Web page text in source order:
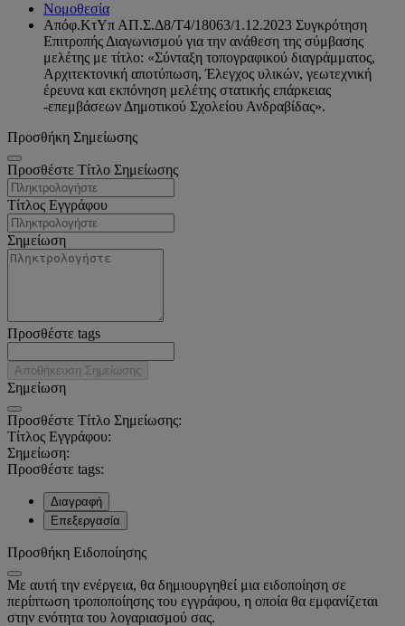
Νομοθεσία
Απόφ.ΚτΥπ ΑΠ.Σ.Δ8/Τ4/18063/1.12.2023 Συγκρότηση
Επιτροπής Διαγωνισμού για την ανάθεση της σύμβασης
μελέτης με τίτλο: «Σύνταξη τοπογραφικού διαγράμματος,
Αρχιτεκτονική αποτύπωση, Έλεγχος υλικών, γεωτεχνική
έρευνα και εκπόνηση μελέτης στατικής επάρκειας
-επεμβάσεων Δημοτικού Σχολείου Ανδραβίδας».
Προσθήκη Σημείωσης
Προσθέστε Τίτλο Σημείωσης
Τίτλος Εγγράφου
Σημείωση
Προσθέστε tags
Αποθήκευση Σημείωσης
Σημείωση
Προσθέστε Τίτλο Σημείωσης:
Τίτλος Εγγράφου:
Σημείωση:
Προσθέστε tags:
Διαγραφή
Επεξεργασία
Προσθήκη Ειδοποίησης
Με αυτή την ενέργεια, θα δημιουργηθεί μια ειδοποίηση σε
περίπτωση τροποποίησης του εγγράφου, η οποία θα εμφανίζεται
στην ενότητα του λογαριασμού σας.